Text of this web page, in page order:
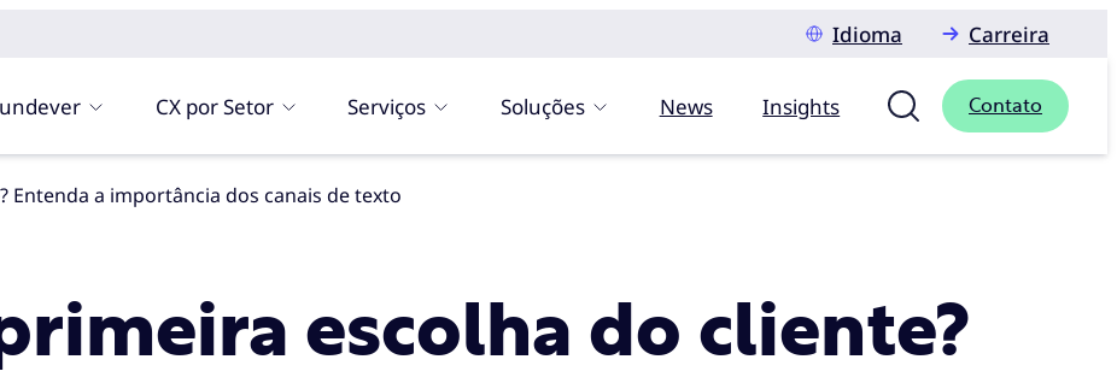
Idioma
Carreira
CX por Setor Serviços Soluções News Insights Contato
Entenda a importância dos canais de texto
escolha do cliente?